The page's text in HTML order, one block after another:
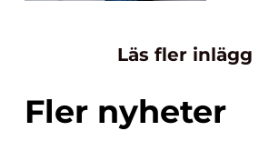
Läs fler inlägg
Fler nyheter